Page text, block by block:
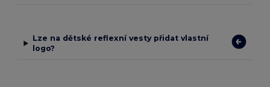
Lze na dětské reflexní vesty přidat vlastní
logo?